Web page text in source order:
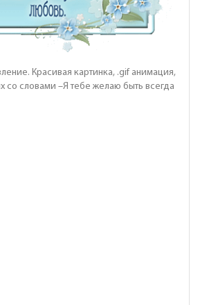
Красивая картинка, .gif анимация,
со словами –Я тебе желаю быть всегда